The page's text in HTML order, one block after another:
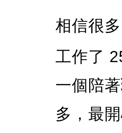
相信很多
工作了
一個陪著
多，最